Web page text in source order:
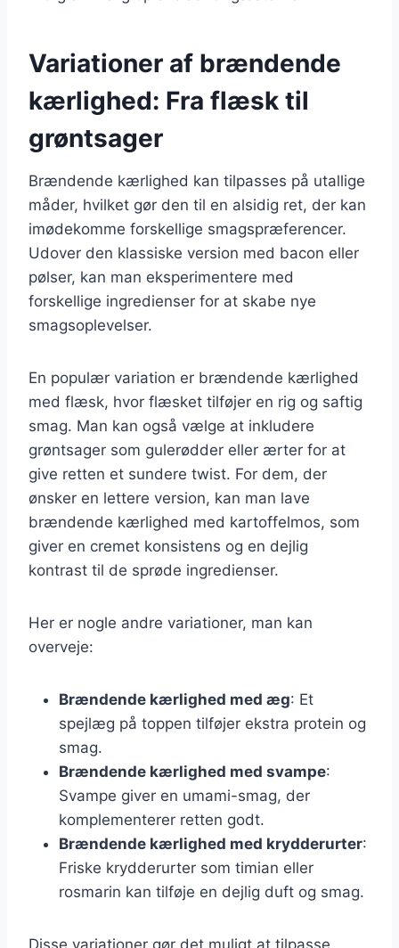
Variationer af brændende
kærlighed: Fra flæsk til
grøntsager
Brændende kærlighed kan tilpasses på utallige
måder, hvilket gør den til en alsidig ret, der kan
imødekomme forskellige smagspræferencer.
Udover den klassiske version med bacon eller
pølser, kan man eksperimentere med
forskellige ingredienser for at skabe nye
smagsoplevelser.
En populær variation er brændende kærlighed
med flæsk, hvor flæsket tilføjer en rig og saftig
smag. Man kan også vælge at inkludere
grøntsager som gulerødder eller ærter for at
give retten et sundere twist. For dem, der
ønsker en lettere version, kan man lave
brændende kærlighed med kartoffelmos, som
giver en cremet konsistens og en dejlig
kontrast til de sprøde ingredienser.
Her er nogle andre variationer, man kan
overveje:
Brændende kærlighed med æg: Et
spejlæg på toppen tilføjer ekstra protein og
smag.
Brændende kærlighed med svampe:
Svampe giver en umami-smag, der
komplementerer retten godt.
Brændende kærlighed med krydderurter:
Friske krydderurter som timian eller
rosmarin kan tilføje en dejlig duft og smag.
Disse variationer gør det muligt at tilpasse